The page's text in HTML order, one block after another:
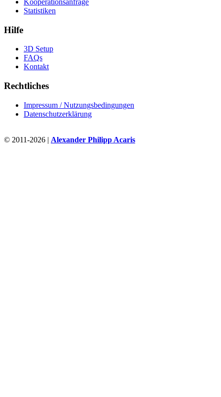
Kooperationsanfrage
Statistiken
Hilfe
3D Setup
FAQs
Kontakt
Rechtliches
Impressum / Nutzungsbedingungen
Datenschutzerklärung
© 2011-2026 | Alexander Philipp Acaris